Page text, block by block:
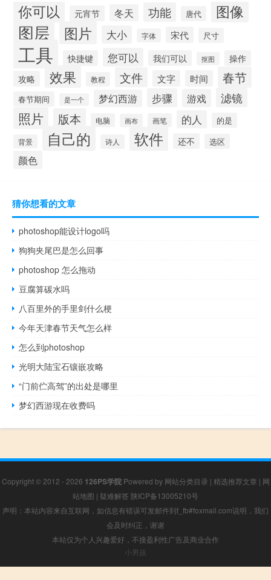
你可以 元宵节 冬天 功能 唐代 图像
图层 图片 大小 字体 宋代 尺寸
工具 快捷键 您可以 我们可以 抠图
操作
攻略
效果 教程 文件 文字 时间 春节
春节期间 是一个 梦幻西游 步骤 游戏 滤镜
照片 版本 电脑 画布 画笔 的人 的是
背景 自己的 诗人 软件 还不 选区
颜色
猜你想看的文章
photoshop能设计logo吗
狗狗夹尾巴是怎么回事
photoshop 怎么拖动
豆腐算碳水吗
八百里外的手里剑什么梗
今年天津春节天气怎么样
怎么到photoshop
光明大陆宝石镶嵌攻略
“门前伫高驾”的出处是哪里
梦幻西游现在收费吗
Copyright © 2012 - 2026 126PS学院Powered by 网站分类目录 | 精选推荐文章 | 网
站地图 | 疑难解答 陕ICP备13005210号
声明：本站内容来自互联网，如信息有错误可发邮件到f_fb#foxmail.com说明，我们
会及时纠正，谢谢
本站仅为个人兴趣爱好，不接盈利性广告及商业合作
小男孩